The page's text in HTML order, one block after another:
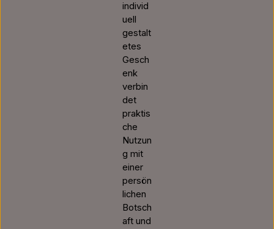
individ
uell
gestalt
etes
Gesch
enk
verbin
det
praktis
che
Nutzun
g mit
einer
persön
lichen
Botsch
aft und